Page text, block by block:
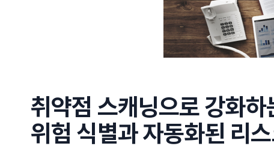
취약점 스캐닝으로 강화
위험 식별과 자동화된 리